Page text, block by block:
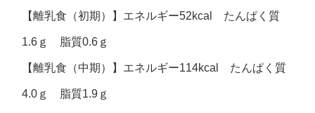
【離乳食（初期）】エネルギー52kcal たんぱく質
1.6ｇ 脂質0.6ｇ
【離乳食（中期）】エネルギー114kcal たんぱく質
4.0ｇ 脂質1.9ｇ